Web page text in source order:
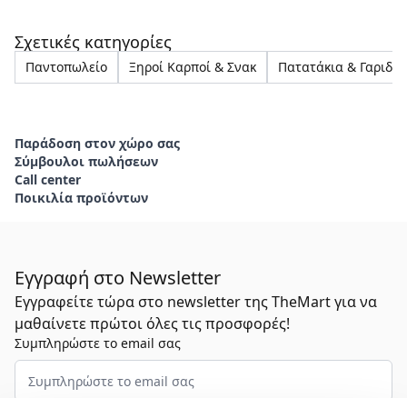
Σχετικές κατηγορίες
Παντοπωλείο Ξηροί Καρποί & Σνακ Πατατάκια &
Παράδοση στον χώρο σας
Σύμβουλοι πωλήσεων
Call center
Ποικιλία προϊόντων
Εγγραφή στο Newsletter
Εγγραφείτε τώρα στο newsletter της TheMart για να
μαθαίνετε πρώτοι όλες τις προσφορές!
Συμπληρώστε το email σας